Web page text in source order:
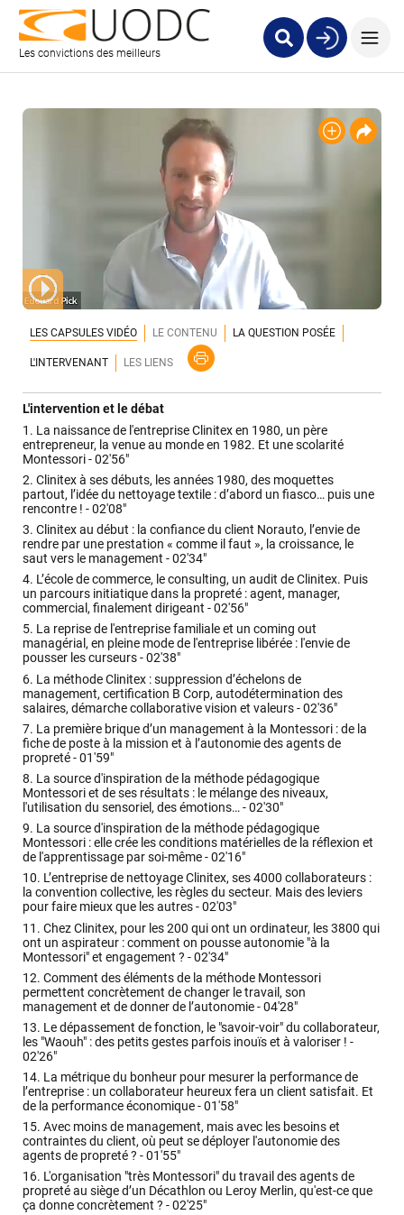
Les convictions des meilleurs
LES CAPSULES VIDÉO LE CONTENU LA QUESTION POSÉE
L'INTERVENANT LES LIENS
L'intervention et le débat
1. La naissance de l'entreprise Clinitex en 1980, un père
entrepreneur, la venue au monde en 1982. Et une scolarité
Montessori -02'56"
2. Clinitex à ses débuts, les années 1980, des moquettes
partout, l’idée du nettoyage textile : d’abord un fiasco… puis une
rencontre ! -02'08"
3. Clinitex au début : la confiance du client Norauto, l’envie de
rendre par une prestation « comme il faut », la croissance, le
saut vers le management -02'34"
4. L’école de commerce, le consulting, un audit de Clinitex. Puis
un parcours initiatique dans la propreté : agent, manager,
commercial, finalement dirigeant -02'56"
5. La reprise de l'entreprise familiale et un coming out
managérial, en pleine mode de l'entreprise libérée : l'envie de
pousser les curseurs -02'38"
6. La méthode Clinitex : suppression d’échelons de
management, certification B Corp, autodétermination des
salaires, démarche collaborative vision et valeurs -02'36"
7. La première brique d’un management à la Montessori : de la
fiche de poste à la mission et à l’autonomie des agents de
propreté -01'59"
8. La source d'inspiration de la méthode pédagogique
Montessori et de ses résultats : le mélange des niveaux,
l'utilisation du sensoriel, des émotions… -02'30"
9. La source d'inspiration de la méthode pédagogique
Montessori : elle crée les conditions matérielles de la réflexion et
de l'apprentissage par soi-même -02'16"
10. L’entreprise de nettoyage Clinitex, ses 4000 collaborateurs :
la convention collective, les règles du secteur. Mais des leviers
pour faire mieux que les autres -02'03"
11. Chez Clinitex, pour les 200 qui ont un ordinateur, les 3800 qui
ont un aspirateur : comment on pousse autonomie "à la
Montessori" et engagement ? -02'34"
12. Comment des éléments de la méthode Montessori
permettent concrètement de changer le travail, son
management et de donner de l’autonomie -04'28"
13. Le dépassement de fonction, le "savoir-voir" du collaborateur,
les "Waouh" : des petits gestes parfois inouïs et à valoriser ! -
02'26"
14. La métrique du bonheur pour mesurer la performance de
l’entreprise : un collaborateur heureux fera un client satisfait. Et
de la performance économique -01'58"
15. Avec moins de management, mais avec les besoins et
contraintes du client, où peut se déployer l'autonomie des
agents de propreté ? -01'55"
16. L'organisation "très Montessori" du travail des agents de
propreté au siège d’un Décathlon ou Leroy Merlin, qu'est-ce que
ça donne concrètement ? -02'25"